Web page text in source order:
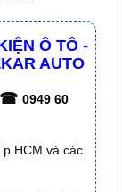
Ô TÔ -
AUTO
☎ 0949 60
và các